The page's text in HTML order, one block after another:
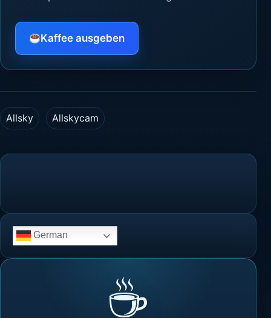
Kaffee ausgeben
Allsky Allskycam
German